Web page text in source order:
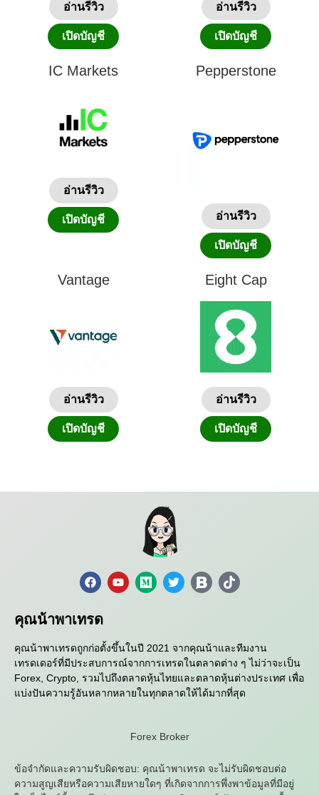
อ่านรีวิว
เปิดบัญชี
อ่านรีวิว
เปิดบัญชี
IC Markets
อ่านรีวิว
เปิดบัญชี
Pepperstone
อ่านรีวิว
เปิดบัญชี
Vantage
อ่านรีวิว
เปิดบัญชี
Eight Cap
อ่านรีวิว
เปิดบัญชี
คุณน้าพาเทรด
คุณน้าพาเทรดถูกก่อตั้งขึ้นในปี 2021 จากคุณน้าและทีมงาน
เทรดเดอร์ที่มีประสบการณ์จากการเทรดในตลาดต่าง ๆ ไม่ว่าจะเป็น
Forex, Crypto, รวมไปถึงตลาดหุ้นไทยและตลาดหุ้นต่างประเทศ เพื่อ
แบ่งปันความรู้อันหลากหลายในทุกตลาดให้ได้มากที่สุด
Forex Broker
ข้อจำกัดและความรับผิดชอบ: คุณน้าพาเทรด จะไม่รับผิดชอบต่อ
ความสูญเสียหรือความเสียหายใดๆ ที่เกิดจากการพึ่งพาข้อมูลที่มีอยู่